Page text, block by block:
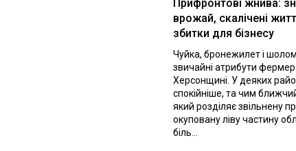
Прифронтові жнива:
врожай, скалічені
збитки для бізнесу
Чуйка, бронежилет і
звичайні атрибути
Херсонщині. У деяких
спокійніше, та чим
який розділяє звільнену
окуповану ліву частину
біль...